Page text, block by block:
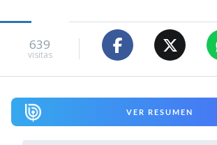
639
visitas
VER RESUMEN